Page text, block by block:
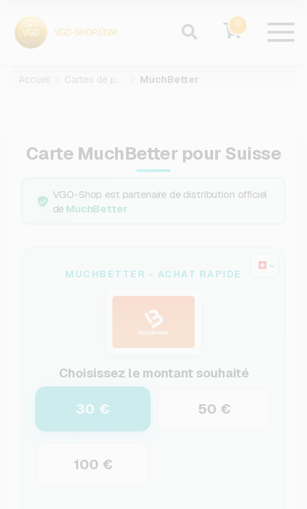
0
Accueil Cartes de paiement MuchBetter
Carte MuchBetter pour Suisse
VGO-Shop est partenaire de distribution officiel
de MuchBetter
MUCHBETTER - ACHAT RAPIDE
Choisissez le montant souhaité
30 € 50 €
100 €